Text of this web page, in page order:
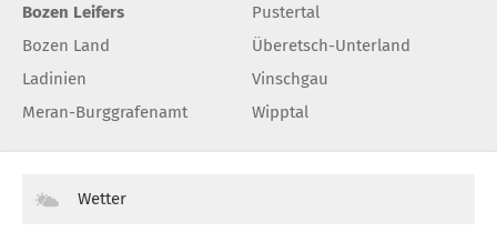
Bozen Leifers
Bozen Land
Ladinien
Meran-Burggrafenamt
Pustertal
Überetsch-Unterland
Vinschgau
Wipptal
Wetter